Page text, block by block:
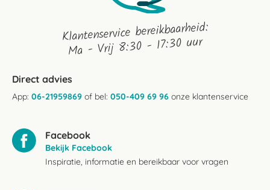
Klantenservice bereikbaarheid:
Ma - Vrij 8:30 - 17:30 uur
Direct advies
App: 06-21959869 of bel: 050-409 69 96 onze klantenservice
Facebook
Bekijk Facebook
Inspiratie, informatie en bereikbaar voor vragen